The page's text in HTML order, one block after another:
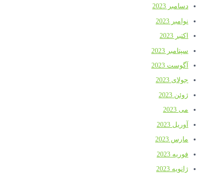
دسامبر 2023
نوامبر 2023
اکتبر 2023
سپتامبر 2023
آگوست 2023
جولای 2023
ژوئن 2023
می 2023
آوریل 2023
مارس 2023
فوریه 2023
ژانویه 2023